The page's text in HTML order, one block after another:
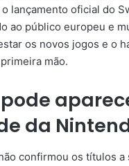
lançamento oficial do
ao público europeu e
os novos jogos e o
mão.
da
confirmou os títulos a